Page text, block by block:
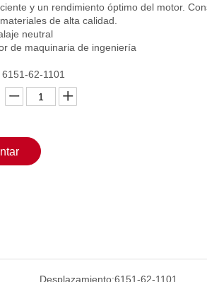
y un rendimiento óptimo del motor.
de alta calidad.
neutral
de maquinaria de ingeniería
62-1101
Desplazamiento:6151-62-1101